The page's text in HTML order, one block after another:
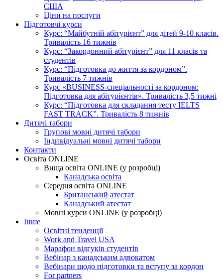
США
Ціни на послуги
Підготовчі курси
Курс: “Майбутній абітурієнт” для дітей 9-10 класів.
Тривалість 16 тижнів
Курс: “Закордонний абітурієнт” для 11 класів та
студентів
Курс: “Підготовка до життя за кордоном”.
Тривалість 7 тижнів
Курс «BUSINESS-спеціальності за кордоном:
Підготовка для абітурієнтів». Тривалість 3,5 тижні
Курс: “Підготовка для складання тесту IELTS
FAST TRACK”. Тривалість 8 тижнів
Дитячі табори
Групові мовні дитячі табори
Індивідуальні мовні дитячі табори
Контакти
Освіта ONLINE
Вища освіта ONLINE (у розробці)
Канадська освіта
Середня освіта ONLINE
Британський атестат
Канадський атестат
Мовні курси ONLINE (у розробці)
Інше
Освітні тенденції
Work and Travel USA
Марафон відгуків студентів
Вебінар з канадським адвокатом
Вебінари щодо підготовки та вступу за кордон
For partners